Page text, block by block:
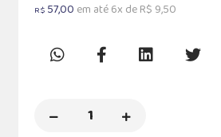
R$ 57,00 em até 6x de R$ 9,50